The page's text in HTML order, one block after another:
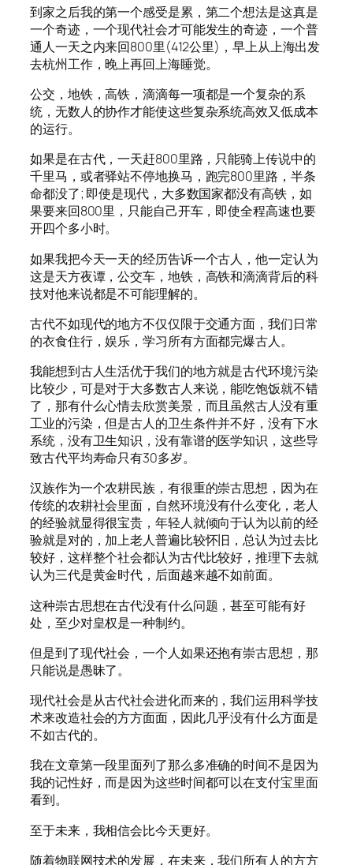
到家之后我的第一个感受是累，第二个想法是这真是
一个奇迹，一个现代社会才可能发生的奇迹，一个普
通人一天之内来回800里(412公里)，早上从上海出发
去杭州工作，晚上再回上海睡觉。
公交，地铁，高铁，滴滴每一项都是一个复杂的系
统，无数人的协作才能使这些复杂系统高效又低成本
的运行。
如果是在古代，一天赶800里路，只能骑上传说中的
千里马，或者驿站不停地换马，跑完800里路，半条
命都没了; 即使是现代，大多数国家都没有高铁，如
果要来回800里，只能自己开车，即使全程高速也要
开四个多小时。
如果我把今天一天的经历告诉一个古人，他一定认为
这是天方夜谭，公交车，地铁，高铁和滴滴背后的科
技对他来说都是不可能理解的。
古代不如现代的地方不仅仅限于交通方面，我们日常
的衣食住行，娱乐，学习所有方面都完爆古人。
我能想到古人生活优于我们的地方就是古代环境污染
比较少，可是对于大多数古人来说，能吃饱饭就不错
了，那有什么心情去欣赏美景，而且虽然古人没有重
工业的污染，但是古人的卫生条件并不好，没有下水
系统，没有卫生知识，没有靠谱的医学知识，这些导
致古代平均寿命只有30多岁。
汉族作为一个农耕民族，有很重的崇古思想，因为在
传统的农耕社会里面，自然环境没有什么变化，老人
的经验就显得很宝贵，年轻人就倾向于认为以前的经
验就是对的，加上老人普遍比较怀旧，总认为过去比
较好，这样整个社会都认为古代比较好，推理下去就
认为三代是黄金时代，后面越来越不如前面。
这种崇古思想在古代没有什么问题，甚至可能有好
处，至少对皇权是一种制约。
但是到了现代社会，一个人如果还抱有崇古思想，那
只能说是愚昧了。
现代社会是从古代社会进化而来的，我们运用科学技
术来改造社会的方方面面，因此几乎没有什么方面是
不如古代的。
我在文章第一段里面列了那么多准确的时间不是因为
我的记性好，而是因为这些时间都可以在支付宝里面
看到。
至于未来，我相信会比今天更好。
随着物联网技术的发展，在未来，我们所有人的方方